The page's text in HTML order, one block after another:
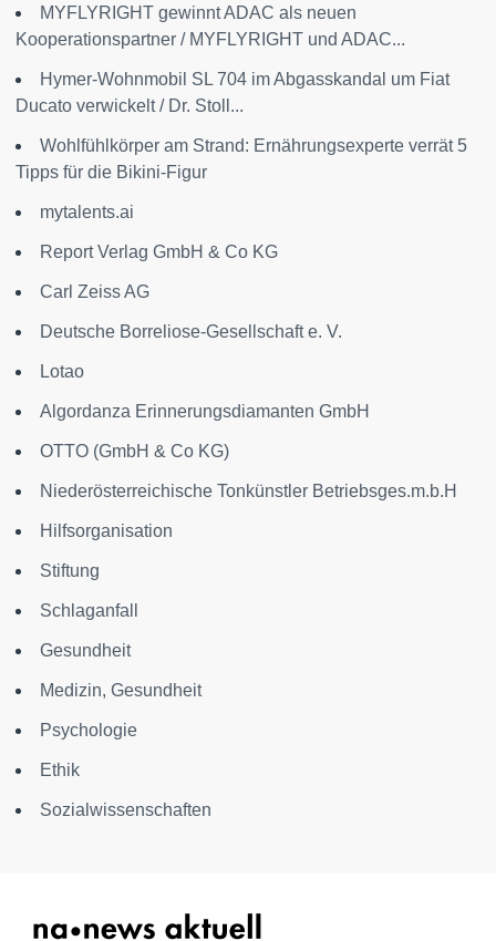
MYFLYRIGHT gewinnt ADAC als neuen
Kooperationspartner / MYFLYRIGHT und ADAC...
Hymer-Wohnmobil SL 704 im Abgasskandal um Fiat
Ducato verwickelt / Dr. Stoll...
Wohlfühlkörper am Strand: Ernährungsexperte verrät 5
Tipps für die Bikini-Figur
mytalents.ai
Report Verlag GmbH & Co KG
Carl Zeiss AG
Deutsche Borreliose-Gesellschaft e. V.
Lotao
Algordanza Erinnerungsdiamanten GmbH
OTTO (GmbH & Co KG)
Niederösterreichische Tonkünstler Betriebsges.m.b.H
Hilfsorganisation
Stiftung
Schlaganfall
Gesundheit
Medizin, Gesundheit
Psychologie
Ethik
Sozialwissenschaften